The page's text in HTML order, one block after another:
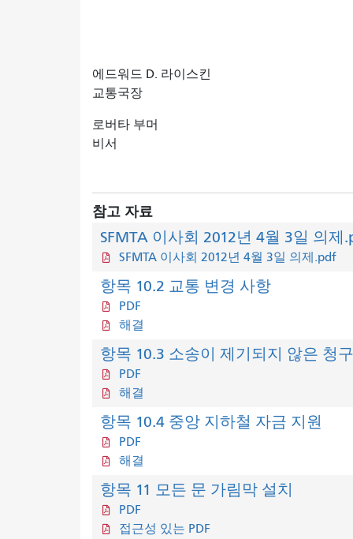
에드워드 D. 라이스킨
교통국장
로버타 부머
비서
참고 자료
SFMTA 이사회 2012년 4월 3일 의제
SFMTA 이사회 2012년 4월 3일 의제.pdf
항목 10.2 교통 변경 사항
PDF
해결
항목 10.3 소송이 제기되지 않은 청
PDF
해결
항목 10.4 중앙 지하철 자금 지원
PDF
해결
항목 11 모든 문 가림막 설치
PDF
접근성 있는 PDF